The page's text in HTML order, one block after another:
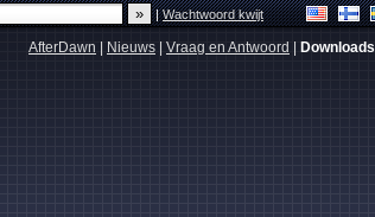
|Wachtwoord kwijt
AfterDawn Nieuws Vraag en Antwoord Downloads